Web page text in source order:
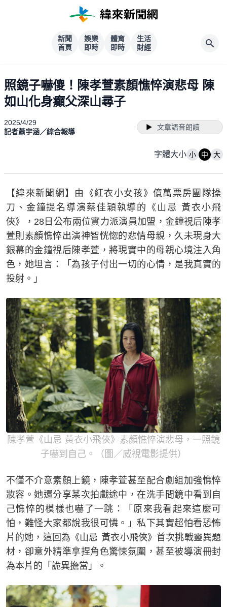
新聞
首頁
娛樂
即時
體育
即時
生活
財經
照鏡子嚇傻！陳孝萱素顏憔悴演悲母 陳
如山化身癲父深山尋子
2025/4/29
記者蕭宇涵／綜合報導
文章語音朗讀
字體大小 小 中 大
【緯來新聞網】由《紅衣小女孩》億萬票房團隊操
刀、金鐘提名導演蔡佳穎執導的《山忌 黃衣小飛
俠》，28日公布兩位實力派演員加盟，金鐘視后陳孝
萱則素顏憔悴出演神智恍惚的悲情母親，久未現身大
銀幕的金鐘視后陳孝萱，將現實中的母親心境注入角
色，她坦言：「為孩子付出一切的心情，是我真實的
投射。」
陳孝萱《山忌 黃衣小飛俠》素顏憔悴演悲母，一照鏡
子嚇到自己。（圖／威視電影提供）
不僅不介意素顏上鏡，陳孝萱甚至配合劇組加強憔悴
妝容。她還分享某次拍戲途中，在洗手間鏡中看到自
己憔悴的模樣也嚇了一跳：「原來我看起來這麼可
怕，難怪大家都說我很可憐。」私下其實超怕看恐怖
片的她，這回為《山忌 黃衣小飛俠》首次挑戰靈異題
材，卻意外精準拿捏角色驚悚氛圍，甚至被導演冊封
為本片的「詭異擔當」。